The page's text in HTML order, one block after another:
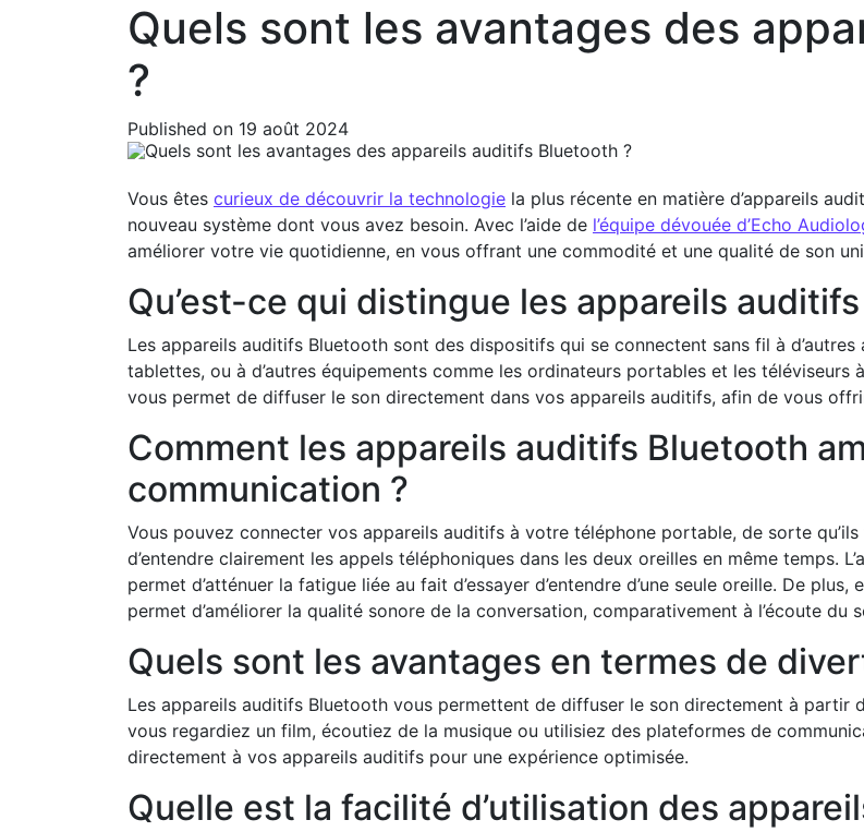
Quels sont les avantages des
?
Published on 19 août 2024
Vous êtes curieux de découvrir la technologie la plus récente en matière d’appareils
nouveau système dont vous avez besoin. Avec l’aide de l’équipe dévouée d’Echo
améliorer votre vie quotidienne, en vous offrant une commodité et une qualité de son
Qu’est-ce qui distingue les appareils
Les appareils auditifs Bluetooth sont des dispositifs qui se connectent sans fil à
tablettes, ou à d’autres équipements comme les ordinateurs portables et les téléviseurs
vous permet de diffuser le son directement dans vos appareils auditifs, afin de vous
Comment les appareils auditifs Bluetooth
communication ?
Vous pouvez connecter vos appareils auditifs à votre téléphone portable, de sorte
d’entendre clairement les appels téléphoniques dans les deux oreilles en même temps.
permet d’atténuer la fatigue liée au fait d’essayer d’entendre d’une seule oreille. De
permet d’améliorer la qualité sonore de la conversation, comparativement à l’écoute du
Quels sont les avantages en termes de
Les appareils auditifs Bluetooth vous permettent de diffuser le son directement à
vous regardiez un film, écoutiez de la musique ou utilisiez des plateformes de
directement à vos appareils auditifs pour une expérience optimisée.
Quelle est la facilité d’utilisation des